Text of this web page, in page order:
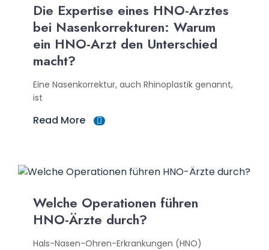
Die Expertise eines HNO-Arztes
bei Nasenkorrekturen: Warum
ein HNO-Arzt den Unterschied
macht?
Eine Nasenkorrektur, auch Rhinoplastik genannt,
ist
Read More
Welche Operationen führen
HNO-Ärzte durch?
Hals-Nasen-Ohren-Erkrankungen (HNO)